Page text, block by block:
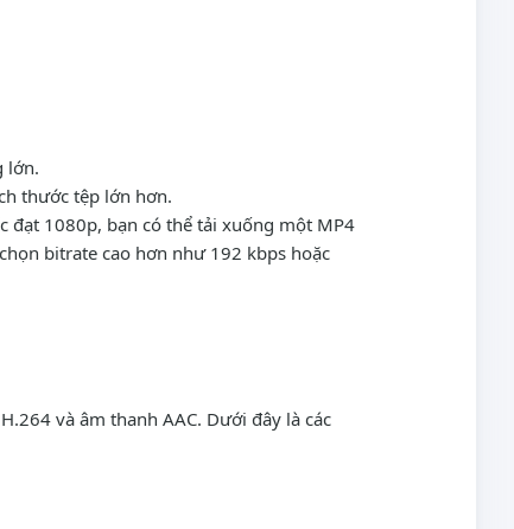
lớn.
thước tệp lớn hơn.
đạt 1080p, bạn có thể tải xuống một MP4
bitrate cao hơn như 192 kbps hoặc
và âm thanh AAC. Dưới đây là các